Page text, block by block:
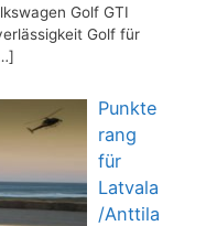
Golf GTI
Golf für
Punkte
rang
für
Latvala
/Anttila